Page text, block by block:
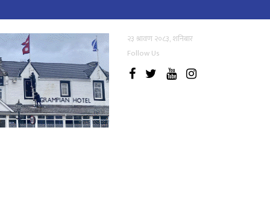
२३ श्रावण २०८३, शनिबार
Follow Us